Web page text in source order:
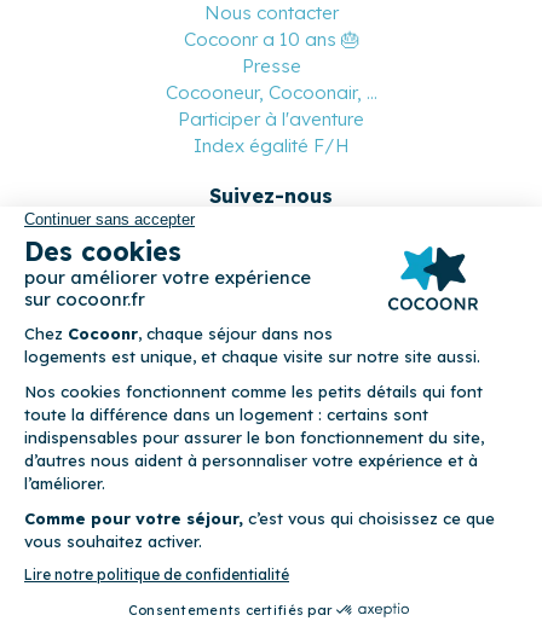
Nous contacter
Cocoonr a 10 ans 🎂
Presse
Cocooneur, Cocoonair, ...
Participer à l'aventure
Index égalité F/H
Suivez-nous
location–CGU – Politique de confidentialité–Politique de
Cocoonr est conçu et développé à Rennes 🇫🇷